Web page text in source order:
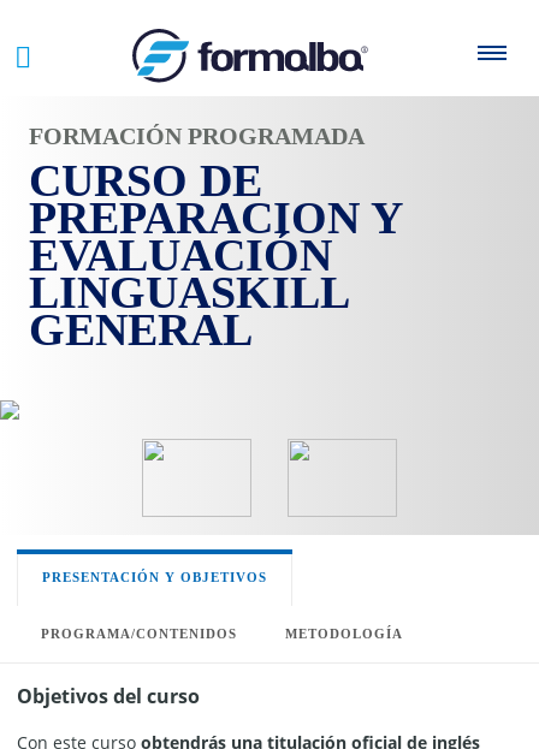
FORMACIÓN PROGRAMADA
CURSO DE
PREPARACION Y
EVALUACIÓN
LINGUASKILL
GENERAL
PRESENTACIÓN Y OBJETIVOS
PROGRAMA/CONTENIDOS METODOLOGÍA
Objetivos del curso
Con este cursoobtendrás una titulación oficial de inglés